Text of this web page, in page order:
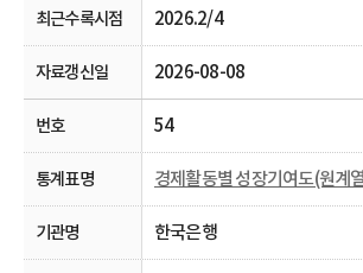
2026.2/4
2026-08-08
54
한국은행